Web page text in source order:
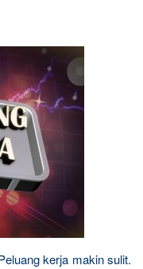
kerja makin sulit.